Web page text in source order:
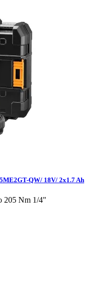
QW/ 18V/ 2x1.7 Ah
205 Nm 1/4"